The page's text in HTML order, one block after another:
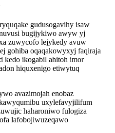
gudusogavihy isaw
bugijykiwo awyw yj
zuwycofo lejykedy avuw
gohiba oqaqakowyxyj faqiraja
kedo ikogabil ahitoh imor
hiquxenigo etiwytuq
avazimojah enobaz
uxylefavyjilifum
haharoniwo fulogiza
lafobojiwuzeqawo